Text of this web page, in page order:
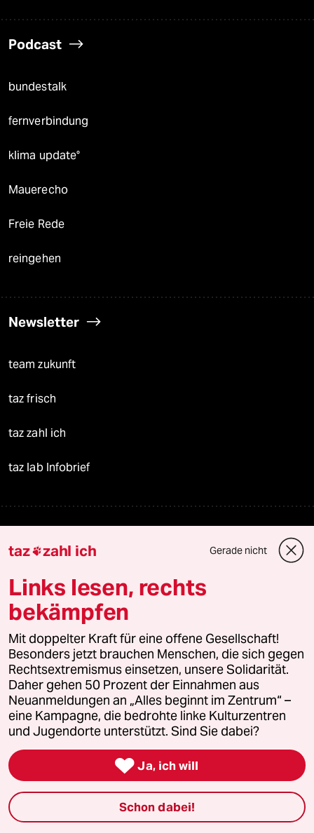
Podcast
bundestalk
fernverbindung
klima update°
Mauerecho
Freie Rede
reingehen
Newsletter
team zukunft
taz frisch
taz zahl ich
taz lab Infobrief
Veranstaltungen
Vor Ort
Live im Stream
Vergangene
taz lab 2027
Mehr taz Lesestoff
taz Blogs
taz zahl ich Gerade nicht
Links lesen, rechts
bekämpfen
Mit doppelter Kraft für eine offene Gesellschaft!
Besonders jetzt brauchen Menschen, die sich gegen
Rechtsextremismus einsetzen, unsere Solidarität.
Daher gehen 50 Prozent der Einnahmen aus
Neuanmeldungen an „Alles beginnt im Zentrum“ –
eine Kampagne, die bedrohte linke Kulturzentren
und Jugendorte unterstützt. Sind Sie dabei?
 Ja, ich will
Schon dabei!